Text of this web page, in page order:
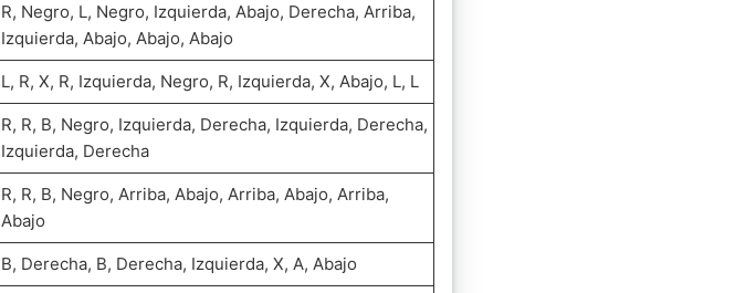
R, Negro, L, Negro, Izquierda, Abajo, Derecha, Arriba,
Izquierda, Abajo, Abajo, Abajo
L, R, X, R, Izquierda, Negro, R, Izquierda, X, Abajo, L, L
R, R, B, Negro, Izquierda, Derecha, Izquierda, Derecha,
Izquierda, Derecha
R, R, B, Negro, Arriba, Abajo, Arriba, Abajo, Arriba,
Abajo
B, Derecha, B, Derecha, Izquierda, X, A, Abajo